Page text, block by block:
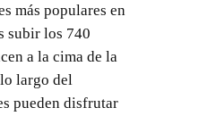
más populares en
subir los 740
a la cima de la
largo del
pueden disfrutar